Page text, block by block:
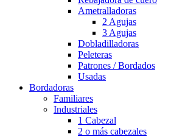
Ametralladoras
2 Agujas
3 Agujas
Dobladilladoras
Peleteras
Patrones / Bordados
Usadas
Bordadoras
Familiares
Industriales
1 Cabezal
2 o más cabezales